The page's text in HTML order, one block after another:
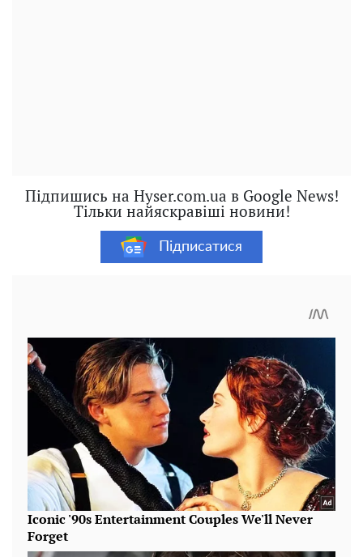
Підпишись на Hyser.com.ua в Google News!
Тільки найяскравіші новини!
Підписатися